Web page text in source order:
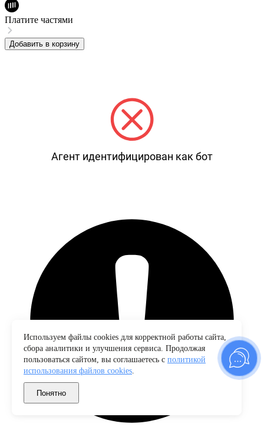
Платите частями
Добавить в корзину
Агент идентифицирован как бот
Используем файлы cookies для корректной работы сайта,
сбора аналитики и улучшения сервиса. Продолжая
пользоваться сайтом, вы соглашаетесь с политикой
использования файлов cookies.
Понятно